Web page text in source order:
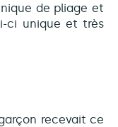
de pliage et
ci unique et très
recevait ce